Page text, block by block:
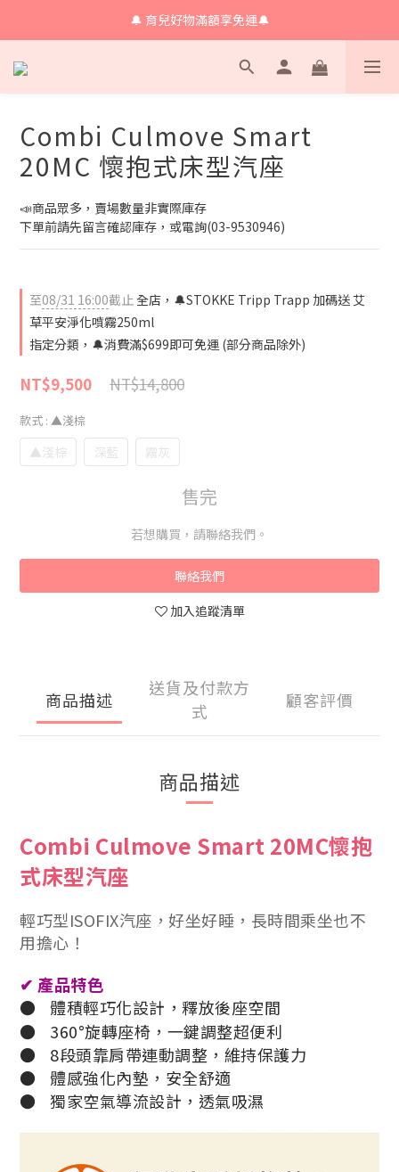
🔔 育兒好物滿額享免運🔔
🔔 育兒好物滿額享免運🔔
🔔會員限定！購物金立即領+消費再回饋 💰
🔔 育兒好物滿額享免運🔔
Combi Culmove Smart
20MC 懷抱式床型汽座
📣商品眾多，賣場數量非實際庫存
下單前請先留言確認庫存，或電詢(03-9530946)
至08/31 16:00截止全店，🔔STOKKE Tripp Trapp 加碼送 艾
草平安淨化噴霧250ml
指定分類，🔔消費滿$699即可免運 (部分商品除外)
NT$14,800
NT$9,500
款式 : ▲淺棕
▲淺棕 深藍 霧灰
售完
若想購買，請聯絡我們。
聯絡我們
加入追蹤清單
商品描述
送貨及付款方
式
顧客評價
商品描述
Combi Culmove Smart 20MC懷抱
式床型汽座
輕巧型ISOFIX汽座，好坐好睡，長時間乘坐也不
用擔心！
✔ 產品特色
●
體積輕巧化設計，釋放後座空間
●
360°旋轉座椅，一鍵調整超便利
●
8段頭靠肩帶連動調整，維持保護力
●
體感強化內墊，安全舒適
●
獨家空氣導流設計，透氣吸濕